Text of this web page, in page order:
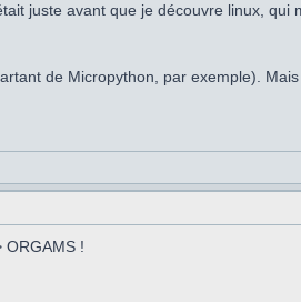
juste avant que je découvre linux, qui
de Micropython, par exemple).
ORGAMS !